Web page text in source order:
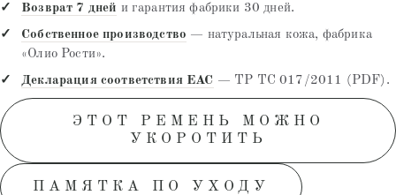
Возврат 7 дней и гарантия фабрики 30 дней.
Собственное производство — натуральная кожа, фабрика
«Олио Рости».
Декларация соответствия EAC — ТР ТС 017/2011 (PDF).
ЭТОТ РЕМЕНЬ МОЖНО
УКОРОТИТЬ
ПАМЯТКА ПО УХОДУ